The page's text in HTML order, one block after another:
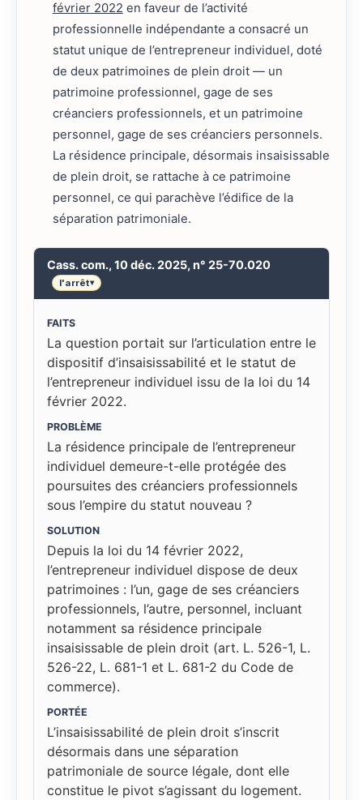
février 2022 en faveur de l’activité
professionnelle indépendante a consacré un
statut unique de l’entrepreneur individuel, doté
de deux patrimoines de plein droit — un
patrimoine professionnel, gage de ses
créanciers professionnels, et un patrimoine
personnel, gage de ses créanciers personnels.
La résidence principale, désormais insaisissable
de plein droit, se rattache à ce patrimoine
personnel, ce qui parachève l’édifice de la
séparation patrimoniale.
Cass. com., 10 déc. 2025, n° 25-70.020
l'arrêt▾
FAITS
La question portait sur l’articulation entre le
dispositif d’insaisissabilité et le statut de
l’entrepreneur individuel issu de la loi du 14
février 2022.
PROBLÈME
La résidence principale de l’entrepreneur
individuel demeure-t-elle protégée des
poursuites des créanciers professionnels
sous l’empire du statut nouveau ?
SOLUTION
Depuis la loi du 14 février 2022,
l’entrepreneur individuel dispose de deux
patrimoines : l’un, gage de ses créanciers
professionnels, l’autre, personnel, incluant
notamment sa résidence principale
insaisissable de plein droit (art. L. 526-1, L.
526-22, L. 681-1 et L. 681-2 du Code de
commerce).
PORTÉE
L’insaisissabilité de plein droit s’inscrit
désormais dans une séparation
patrimoniale de source légale, dont elle
constitue le pivot s’agissant du logement.